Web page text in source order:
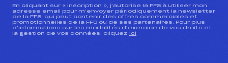
En cliquant sur « inscription », j’autorise la FFS à utiliser mon
adresse email pour m’envoyer périodiquement la newsletter
de la FFS, qui peut contenir des offres commerciales et
promotionnelles de la FFS ou de ses partenaires. Pour plus
d’informations sur les modalités d’exercice de vos droits et
la gestion de vos données, cliquez ici